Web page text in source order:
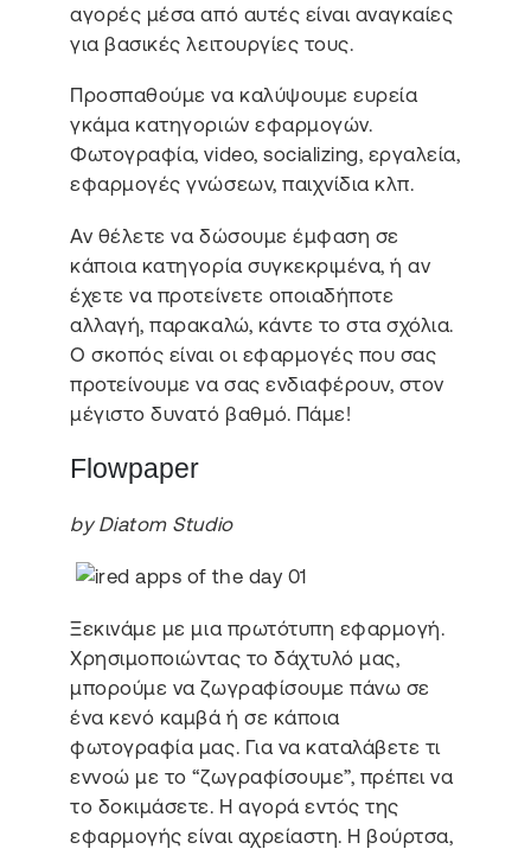
αγορές μέσα από αυτές είναι αναγκαίες
για βασικές λειτουργίες τους.
Προσπαθούμε να καλύψουμε ευρεία
γκάμα κατηγοριών εφαρμογών.
Φωτογραφία, video, socializing, εργαλεία,
εφαρμογές γνώσεων, παιχνίδια κλπ.
Αν θέλετε να δώσουμε έμφαση σε
κάποια κατηγορία συγκεκριμένα, ή αν
έχετε να προτείνετε οποιαδήποτε
αλλαγή, παρακαλώ, κάντε το στα σχόλια.
Ο σκοπός είναι οι εφαρμογές που σας
προτείνουμε να σας ενδιαφέρουν, στον
μέγιστο δυνατό βαθμό. Πάμε!
Flowpaper
by Diatom Studio
Ξεκινάμε με μια πρωτότυπη εφαρμογή.
Χρησιμοποιώντας το δάχτυλό μας,
μπορούμε να ζωγραφίσουμε πάνω σε
ένα κενό καμβά ή σε κάποια
φωτογραφία μας. Για να καταλάβετε τι
εννοώ με το “ζωγραφίσουμε”, πρέπει να
το δοκιμάσετε. Η αγορά εντός της
εφαρμογής είναι αχρείαστη. Η βούρτσα,